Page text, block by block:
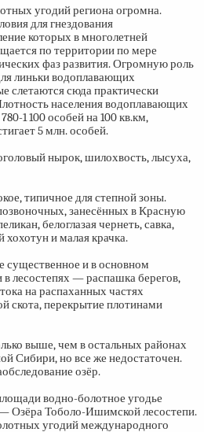
угодий региона огромна.
для гнездования
которых в многолетней
по территории по мере
фаз развития. Огромную роль
линьки водоплавающих
слетаются сюда практически
населения водоплавающих
780-1 100особей на 100 кв.км,
5 млн. особей.
нырок, шилохвость, лысуха,
типичное для степной зоны.
занесённых в Красную
белоглазая чернеть, савка,
хохотун и малая крачка.
существенное и в основном
в лесостепях — распашка берегов,
на распаханных частях
скота, перекрытие плотинами
выше, чем в остальных районах
Сибири, но все же недостаточен.
озёр.
водно-болотное угодье
Озёра Тоболо-Ишимской лесостепи.
угодий международного